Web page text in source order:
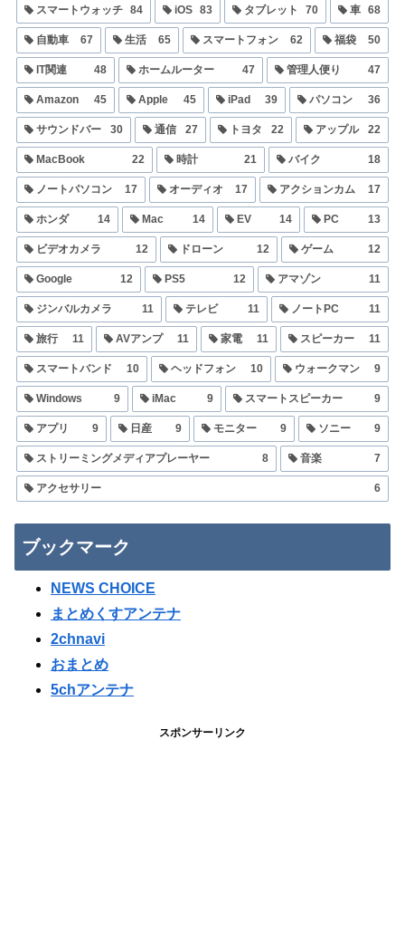
スマートウォッチ 84 iOS 83 タブレット 70 車 68
自動車 67 生活 65 スマートフォン 62 福袋 50
IT関連 48 ホームルーター 47 管理人便り 47
Amazon 45 Apple 45 iPad 39 パソコン 36
サウンドバー 30 通信 27 トヨタ 22 アップル 22
MacBook 22 時計 21 バイク 18
ノートパソコン 17 オーディオ 17 アクションカム 17
ホンダ 14 Mac 14 EV 14 PC 13
ビデオカメラ 12 ドローン 12 ゲーム 12
Google 12 PS5 12 アマゾン 11
ジンバルカメラ 11 テレビ 11 ノートPC 11
旅行 11 AVアンプ 11 家電 11 スピーカー 11
スマートバンド 10 ヘッドフォン 10 ウォークマン 9
Windows 9 iMac 9 スマートスピーカー 9
アプリ 9 日産 9 モニター 9 ソニー 9
ストリーミングメディアプレーヤー 8 音楽 7
アクセサリー 6
ブックマーク
NEWS CHOICE
まとめくすアンテナ
2chnavi
おまとめ
5chアンテナ
スポンサーリンク